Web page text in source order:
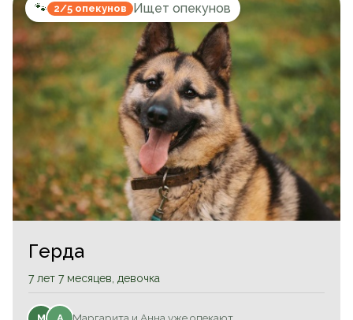
🐾 2/5 опекунов Ищет опекунов
Герда
7 лет 7 месяцев, девочка